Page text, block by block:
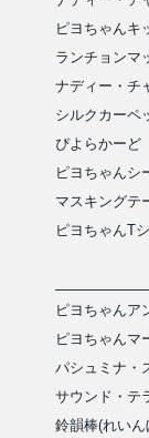
ピヨちゃんキ
ランチョンマ
ナディー・チ
シルクカーペ
ぴよらかーど
ピヨちゃんシ
マスキングテ
ピヨちゃんT
ピヨちゃんア
ピヨちゃんマ
パシュミナ・
サウンド・テ
鈴韻棒(れいん